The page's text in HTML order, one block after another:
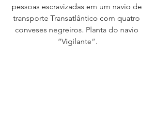
pessoas escravizadas em um navio de
transporte Transatlântico com quatro
conveses negreiros. Planta do navio
“Vigilante”.